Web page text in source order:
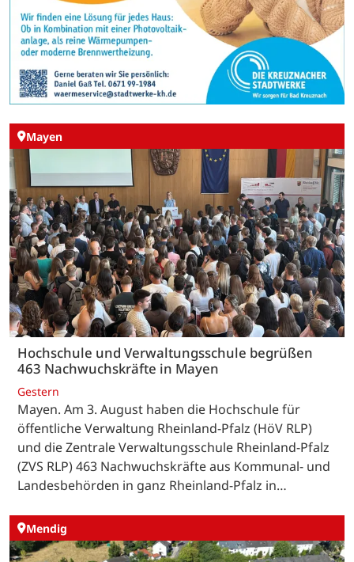
Mayen
Hochschule und Verwaltungsschule begrüßen
463 Nachwuchskräfte in Mayen
Gestern
Mayen. Am 3. August haben die Hochschule für
öffentliche Verwaltung Rheinland-Pfalz (HöV RLP)
und die Zentrale Verwaltungsschule Rheinland-Pfalz
(ZVS RLP) 463 Nachwuchskräfte aus Kommunal- und
Landesbehörden in ganz Rheinland-Pfalz in…
Mendig